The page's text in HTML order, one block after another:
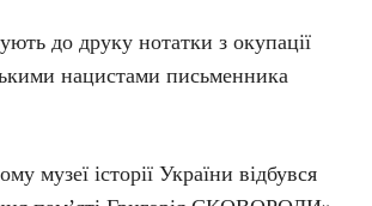
до друку нотатки з окупації
нацистами письменника
музеї історії України відбувся